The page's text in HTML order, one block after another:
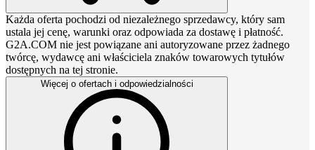
Każda oferta pochodzi od niezależnego sprzedawcy, który sam
ustala jej cenę, warunki oraz odpowiada za dostawę i płatność.
G2A.COM nie jest powiązane ani autoryzowane przez żadnego
twórcę, wydawcę ani właściciela znaków towarowych tytułów
dostępnych na tej stronie.
Więcej o ofertach i odpowiedzialności